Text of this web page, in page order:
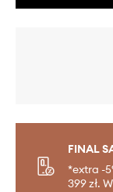
FINAL
*extra -
399 zł.